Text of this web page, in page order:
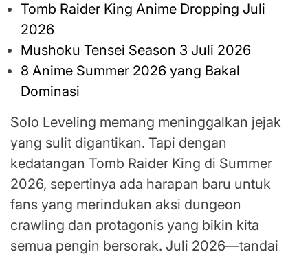
Tomb Raider King Anime Dropping Juli
2026
Mushoku Tensei Season 3 Juli 2026
8 Anime Summer 2026 yang Bakal
Dominasi
Solo Leveling memang meninggalkan jejak
yang sulit digantikan. Tapi dengan
kedatangan Tomb Raider King di Summer
2026, sepertinya ada harapan baru untuk
fans yang merindukan aksi dungeon
crawling dan protagonis yang bikin kita
semua pengin bersorak. Juli 2026—tandai